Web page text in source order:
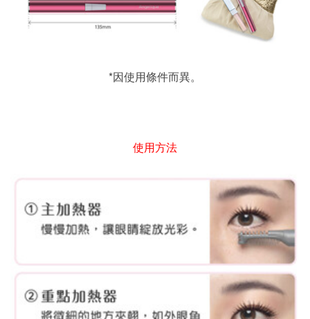
*因使用條件而異。
使用方法